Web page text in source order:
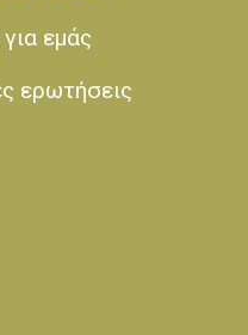
για εμάς
ερωτήσεις